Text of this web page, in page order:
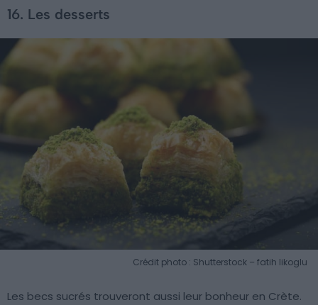
16. Les desserts
Crédit photo : Shutterstock – fatih likoglu
Les becs sucrés trouveront aussi leur bonheur en Crète.